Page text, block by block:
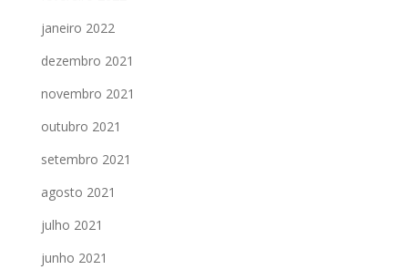
janeiro 2022
dezembro 2021
novembro 2021
outubro 2021
setembro 2021
agosto 2021
julho 2021
junho 2021